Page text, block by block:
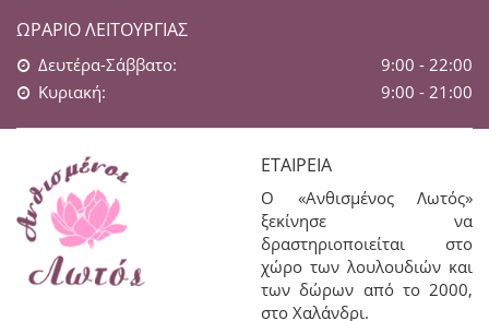
ΩΡΆΡΙΟ ΛΕΙΤΟΥΡΓΊΑΣ
Δευτέρα-Σάββατο:
9:00 - 22:00
Κυριακή:
9:00 - 21:00
ΕΤΑΙΡΕΊΑ
Ο «Ανθισμένος Λωτός»
ξεκίνησε να
δραστηριοποιείται στο
χώρο των λουλουδιών και
των δώρων από το 2000,
στο Χαλάνδρι.